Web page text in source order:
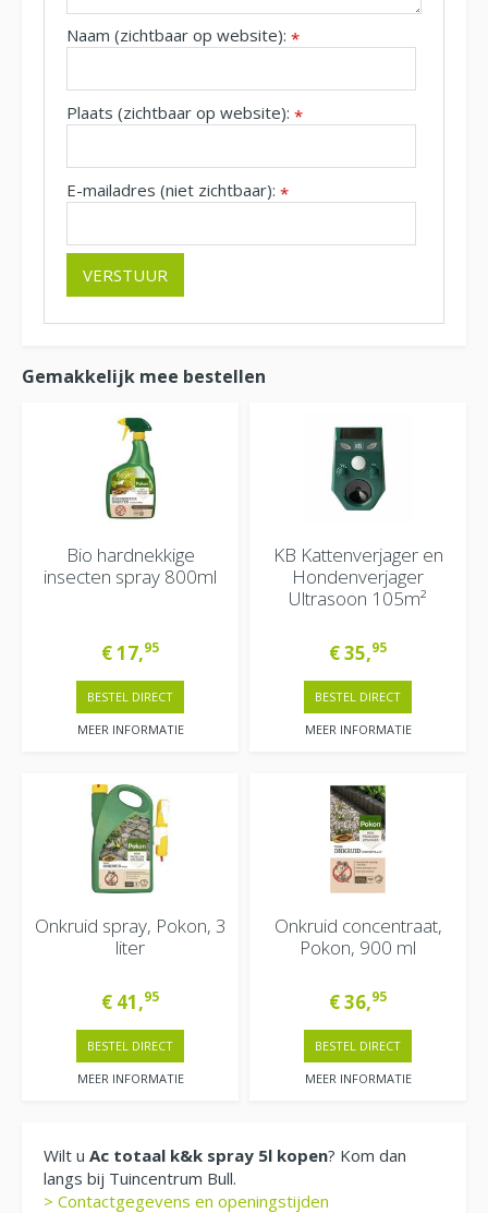
Naam (zichtbaar op website): *
Plaats (zichtbaar op website): *
E-mailadres (niet zichtbaar): *
Gemakkelijk mee bestellen
Bio hardnekkige
insecten spray 800ml
€17,95
MEER INFORMATIE
BESTEL DIRECT
KB Kattenverjager en
Hondenverjager
Ultrasoon 105m²
€35,95
MEER INFORMATIE
BESTEL DIRECT
Onkruid spray, Pokon, 3
liter
€ 41,95
MEER INFORMATIE
BESTEL DIRECT
Onkruid concentraat,
Pokon, 900 ml
€36,95
MEER INFORMATIE
BESTEL DIRECT
Wilt u Ac totaal k&k spray 5l kopen? Kom dan
langs bij Tuincentrum Bull.
> Contactgegevens en openingstijden